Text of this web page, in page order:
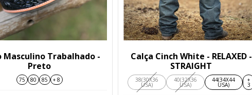
Masculino Trabalhado -
Preto
75 80 85 + 8
Calça Cinch White - RELAXED -
STRAIGHT
38(30X36
USA)
40(32X36
USA)
44(34X44
USA)
+
3